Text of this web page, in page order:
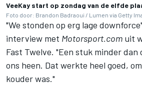
VeeKay start op zondag van de elfde
Foto door: Brandon Badraoui / Lumen via Getty
"We stonden op erg lage
interview met Motorsport.com uit
Fast Twelve. "Een stuk minder dan
ons heen. Dat werkte heel goed,
kouder was."